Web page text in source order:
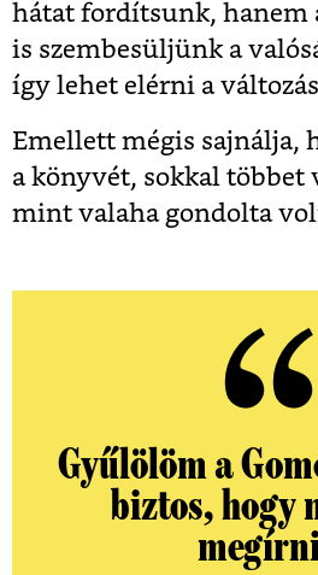
hátat fordítsunk, hanem
is szembesüljünk a
így lehet elérni a
Emellett mégis sajnálja,
a könyvét, sokkal többet
mint valaha gondolta
Gyűlölöm a
biztos, hogy